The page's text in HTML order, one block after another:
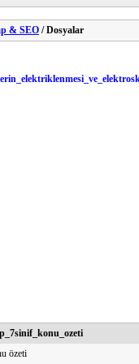
& SEO / Dosyalar
özeti